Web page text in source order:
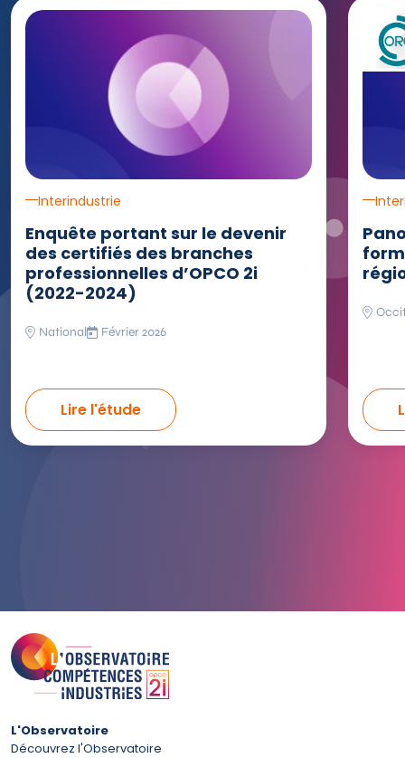
Interindustrie
Enquête portant sur le devenir
des certifiés des branches
professionnelles d’OPCO 2i
(2022-2024)
National Février 2026
Lire l'étude
L'Observatoire
Découvrez l'Observatoire